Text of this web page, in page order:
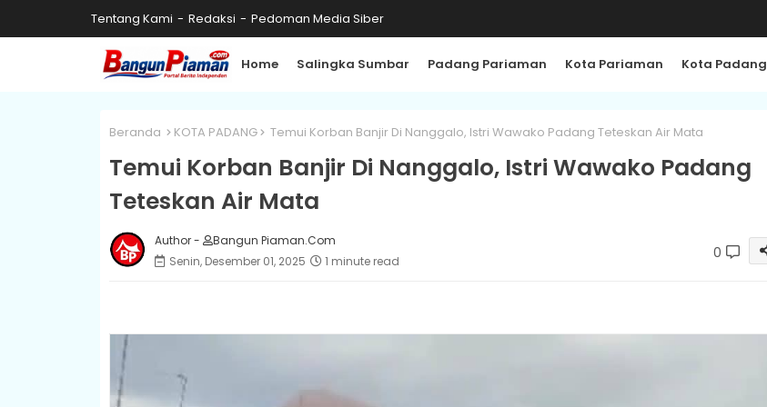
Tentang Kami Redaksi Pedoman Media Siber
Home Salingka Sumbar Padang Pariaman Kota Pariaman Kota Padang
Beranda KOTA PADANG Temui Korban Banjir Di Nanggalo, Istri Wawako Padang Teteskan Air Mata
Temui Korban Banjir Di Nanggalo, Istri Wawako Padang
Teteskan Air Mata
Author -
Bangun Piaman.Com
Senin, Desember 01, 2025
1 minute read 0